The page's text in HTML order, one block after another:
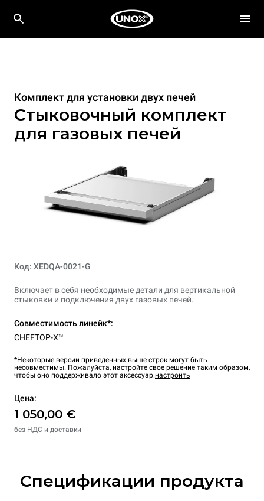
Комплект для установки двух печей
Стыковочный комплект
для газовых печей
Код: XEDQA-0021-G
Включает в себя необходимые детали для вертикальной
стыковки и подключения двух газовых печей.
Совместимость линейк*:
CHEFTOP-X™
*Некоторые версии приведенных выше строк могут быть
несовместимы. Пожалуйста, настройте свое решение таким образом,
чтобы оно поддерживало этот аксессуар.настроить
Цена:
1 050,00 €
без НДС и доставки
Спецификации продукта